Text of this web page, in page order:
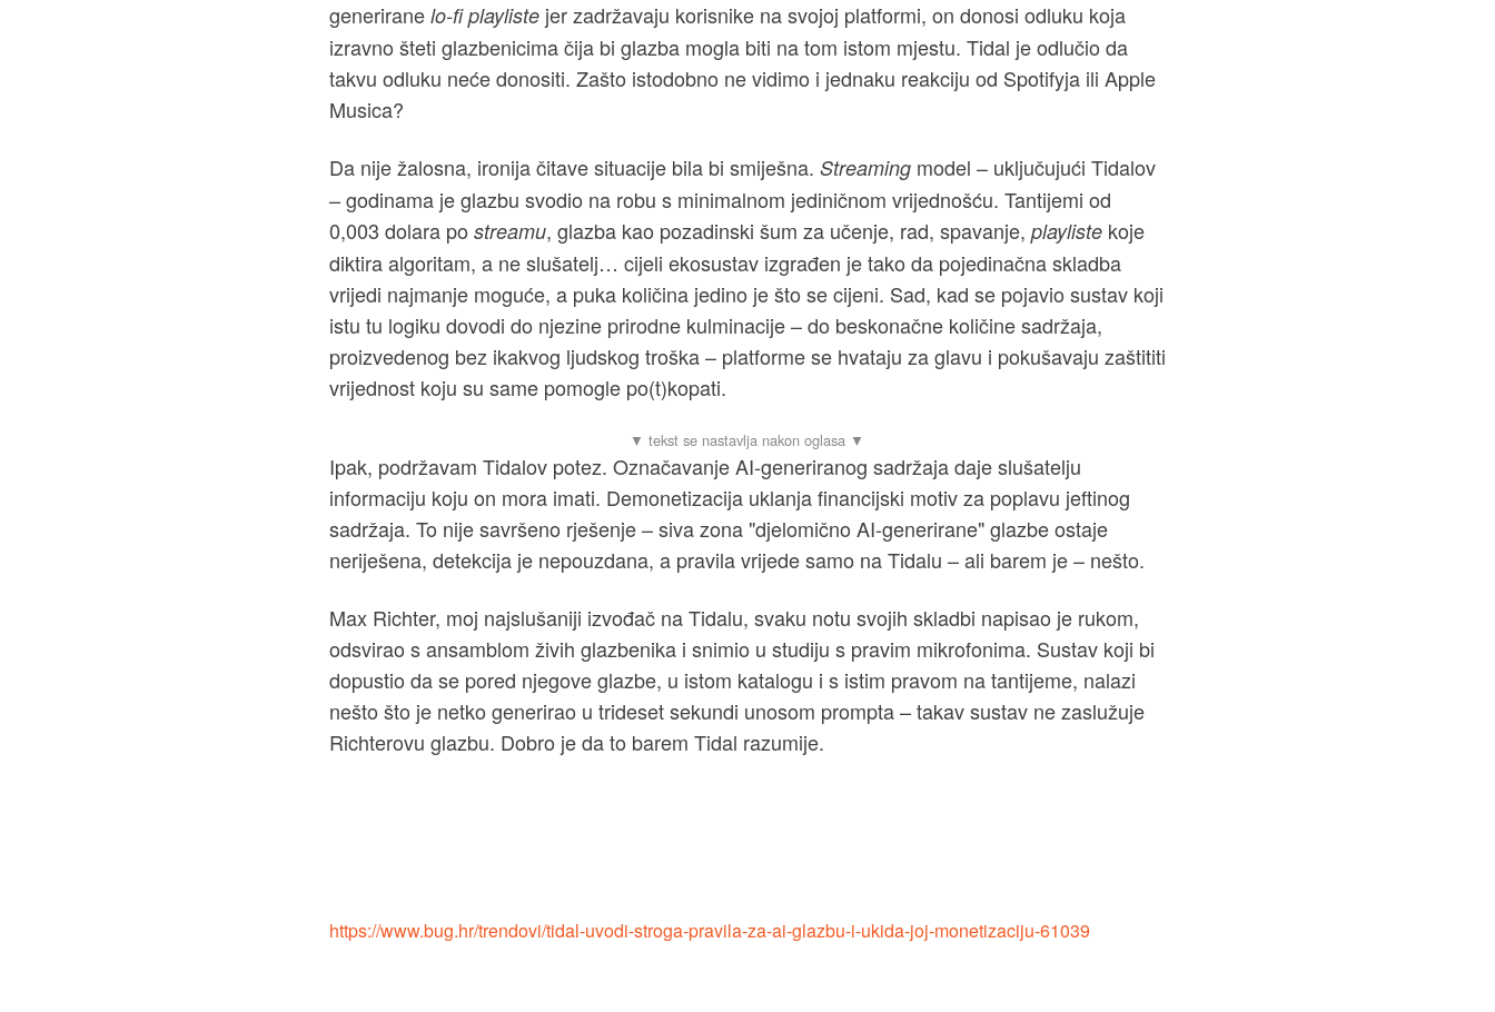
generirane lo-fi playlistejer zadržavaju korisnike na svojoj platformi, on donosi odluku koja
izravno šteti glazbenicima čija bi glazba mogla biti na tom istom mjestu. Tidal je odlučio da
takvu odluku neće donositi. Zašto istodobno ne vidimo i jednaku reakciju od Spotifyja ili Apple
Musica?
Da nije žalosna, ironija čitave situacije bila bi smiješna. Streamingmodel – uključujući Tidalov
– godinama je glazbu svodio na robu s minimalnom jediničnom vrijednošću. Tantijemi od
0,003 dolara po streamu, glazba kao pozadinski šum za učenje, rad, spavanje, playlistekoje
diktira algoritam, a ne slušatelj… cijeli ekosustav izgrađen je tako da pojedinačna skladba
vrijedi najmanje moguće, a puka količina jedino je što se cijeni. Sad, kad se pojavio sustav koji
istu tu logiku dovodi do njezine prirodne kulminacije – do beskonačne količine sadržaja,
proizvedenog bez ikakvog ljudskog troška – platforme se hvataju za glavu i pokušavaju zaštititi
vrijednost koju su same pomogle po(t)kopati.
Ipak, podržavam Tidalov potez. Označavanje AI-generiranog sadržaja daje slušatelju
informaciju koju on mora imati. Demonetizacija uklanja financijski motiv za poplavu jeftinog
sadržaja. To nije savršeno rješenje – siva zona "djelomično AI-generirane" glazbe ostaje
neriješena, detekcija je nepouzdana, a pravila vrijede samo na Tidalu – ali barem je – nešto.
Max Richter, moj najslušaniji izvođač na Tidalu, svaku notu svojih skladbi napisao je rukom,
odsvirao s ansamblom živih glazbenika i snimio u studiju s pravim mikrofonima. Sustav koji bi
dopustio da se pored njegove glazbe, u istom katalogu i s istim pravom na tantijeme, nalazi
nešto što je netko generirao u trideset sekundi unosom prompta – takav sustav ne zaslužuje
Richterovu glazbu. Dobro je da to barem Tidal razumije.
https://www.bug.hr/trendovi/tidal-uvodi-stroga-pravila-za-ai-glazbu-i-ukida-joj-monetizaciju-61039